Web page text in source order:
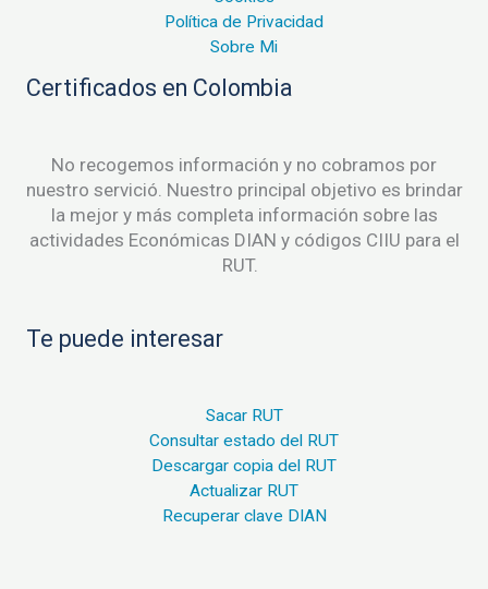
Política de Privacidad
Sobre Mi
Certificados en Colombia
No recogemos información y no cobramos por
nuestro servició. Nuestro principal objetivo es brindar
la mejor y más completa información sobre las
actividades Económicas DIAN y códigos CIIU para el
RUT.
Te puede interesar
Sacar RUT
Consultar estado del RUT
Descargar copia del RUT
Actualizar RUT
Recuperar clave DIAN